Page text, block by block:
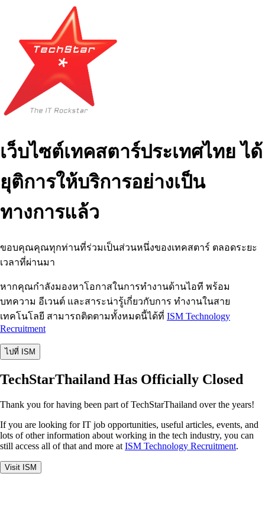
เว็บไซต์เทคสตาร์ประเทศไทย ได้
ยุติการให้บริการอย่างเป็น
ทางการแล้ว
ขอบคุณคุณทุกท่านที่ร่วมเป็นส่วนหนึ่งของเทคสตาร์ ตลอดระยะ
เวลาที่ผ่านมา
หากคุณกำลังมองหาโอกาสในการทำงานด้านไอที พร้อม
บทความ อีเวนต์ และสาระน่ารู้เกี่ยวกับการ ทำงานในสาย
เทคโนโลยี สามารถติดตามทั้งหมดนี้ได้ที่ ISM Technology
Recruitment
ไปที่ ISM
TechStarThailand Has Officially Closed
Thank you for having been part of TechStarThailand over the years!
If you are looking for IT job opportunities, useful articles, events, and
lots of other information about working in the tech industry, you can
still access all of that and more at ISM Technology Recruitment.
Visit ISM